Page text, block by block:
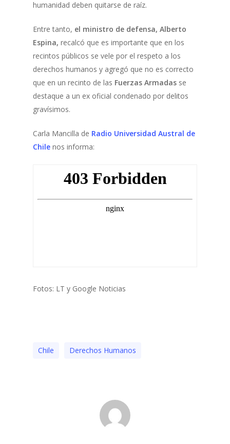
humanidad deben quitarse de raíz.
Entre tanto, el ministro de defensa, Alberto
Espina, recalcó que es importante que en los
recintos públicos se vele por el respeto a los
derechos humanos y agregó que no es correcto
que en un recinto de las Fuerzas Armadas se
destaque a un ex oficial condenado por delitos
gravísimos.
Carla Mancilla de Radio Universidad Austral de
Chile nos informa:
Fotos: LT y Google Noticias
Chile Derechos Humanos